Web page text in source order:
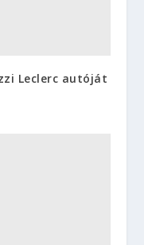
Leclerc autóját